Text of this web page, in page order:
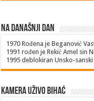
Na današnji dan
1970 Rođena je Beganović
1991 rođen je Rekić Amel sin
1995 deblokiran Unsko-sanski
Kamera uživo Bihać